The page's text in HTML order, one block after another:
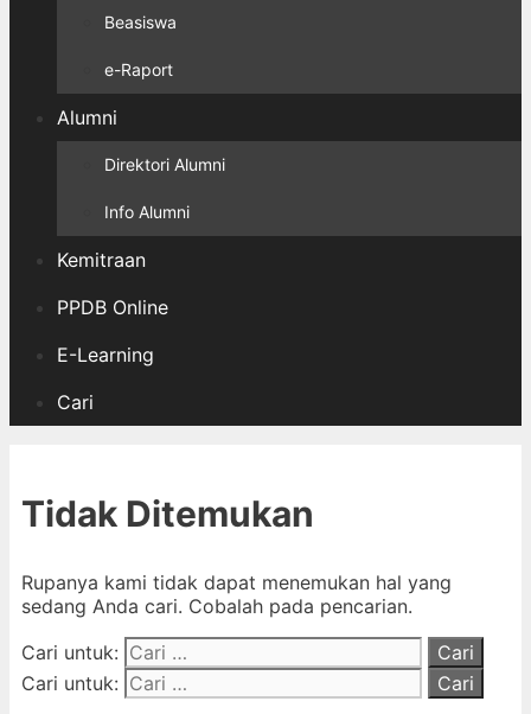
Beasiswa
e-Raport
Alumni
Direktori Alumni
Info Alumni
Kemitraan
PPDB Online
E-Learning
Cari
Tidak Ditemukan
Rupanya kami tidak dapat menemukan hal yang
sedang Anda cari. Cobalah pada pencarian.
Cari untuk:
Cari untuk: